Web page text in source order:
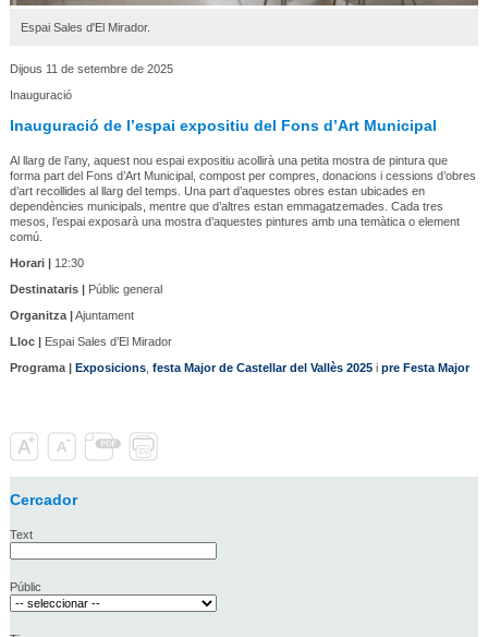
Espai Sales d'El Mirador.
Dijous 11 de setembre de 2025
Inauguració
Inauguració de l’espai expositiu del Fons d’Art Municipal
Al llarg de l’any, aquest nou espai expositiu acollirà una petita mostra de pintura que
forma part del Fons d’Art Municipal, compost per compres, donacions i cessions d’obres
d’art recollides al llarg del temps. Una part d’aquestes obres estan ubicades en
dependències municipals, mentre que d’altres estan emmagatzemades. Cada tres
mesos, l’espai exposarà una mostra d’aquestes pintures amb una temàtica o element
comú.
Horari |12:30
Destinataris |Públic general
Organitza |Ajuntament
Lloc |Espai Sales d’El Mirador
Programa | Exposicions, festa Major de Castellar del Vallès 2025i pre Festa Major
Cercador
Text
Públic